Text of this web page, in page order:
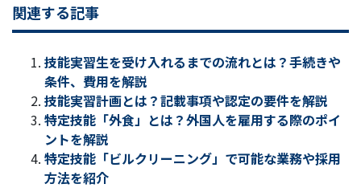
関連する記事
技能実習生を受け入れるまでの流れとは？手続きや
条件、費用を解説
技能実習計画とは？記載事項や認定の要件を解説
特定技能「外食」とは？外国人を雇用する際のポイ
ントを解説
特定技能「ビルクリーニング」で可能な業務や採用
方法を紹介